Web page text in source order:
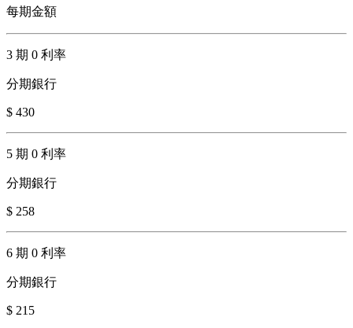
每期金額
3 期 0 利率
分期銀行
$ 430
5 期 0 利率
分期銀行
$ 258
6 期 0 利率
分期銀行
$ 215